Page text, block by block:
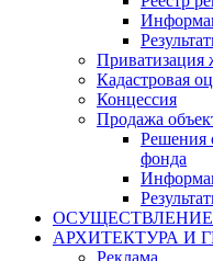
Кадастровая
Концессия
Продажа
Решения
фонда
АРХИТЕКТУРА И